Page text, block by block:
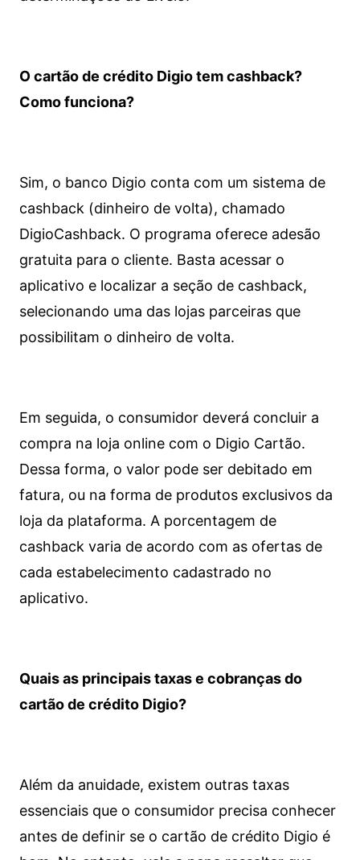
O cartão de crédito Digio tem cashback?
Como funciona?
Sim, o banco Digio conta com um sistema de
cashback (dinheiro de volta), chamado
DigioCashback. O programa oferece adesão
gratuita para o cliente. Basta acessar o
aplicativo e localizar a seção de cashback,
selecionando uma das lojas parceiras que
possibilitam o dinheiro de volta.
Em seguida, o consumidor deverá concluir a
compra na loja online com o Digio Cartão.
Dessa forma, o valor pode ser debitado em
fatura, ou na forma de produtos exclusivos da
loja da plataforma. A porcentagem de
cashback varia de acordo com as ofertas de
cada estabelecimento cadastrado no
aplicativo.
Quais as principais taxas e cobranças do
cartão de crédito Digio?
Além da anuidade, existem outras taxas
essenciais que o consumidor precisa conhecer
antes de definir se o cartão de crédito Digio é